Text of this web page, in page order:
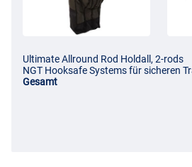
Ultimate Allround Rod Holdall, 2-rods
NGT Hooksafe Systems für sicheren
Gesamt